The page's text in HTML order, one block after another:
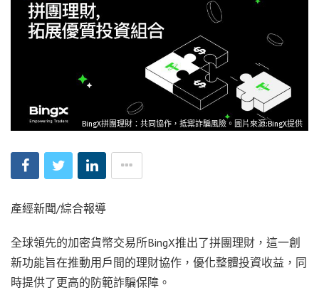
BingX拼團理財：共同協作，抵禦詐騙風險。圖片來源:BingX提供
產經新聞/綜合報導
全球領先的加密貨幣交易所BingX推出了拼團理財，這一創
新功能旨在推動用戶間的理財協作，優化整體投資收益，同
時提供了更高的防範詐騙保障。